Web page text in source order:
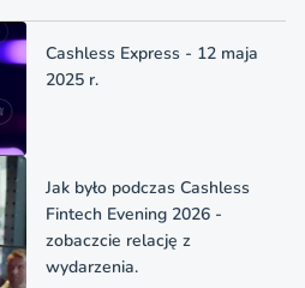
Cashless Express - 12 maja
2025 r.
Jak było podczas Cashless
Fintech Evening 2026 -
zobaczcie relację z
wydarzenia.